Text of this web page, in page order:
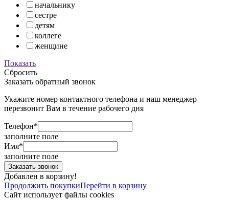
начальнику
сестре
детям
коллеге
женщине
Показать
Сбросить
Заказать обратный звонок
Укажите номер контактного телефона и наш менеджер
перезвонит Вам в течение рабочего дня
Телефон*
заполните поле
Имя*
заполните поле
Добавлен в корзину!
Продолжить покупкиПерейти в корзину
Сайт использует файлы cookies